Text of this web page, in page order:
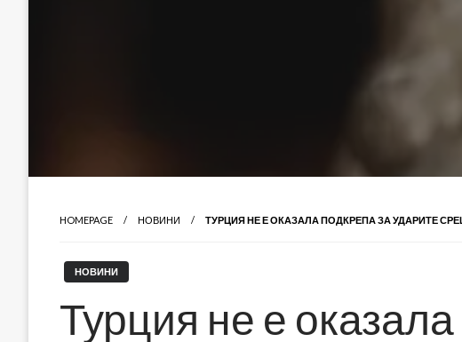
HOMEPAGE НОВИНИ ТУРЦИЯ НЕ Е ОКАЗАЛА ПОДКРЕПА ЗА УДАРИТЕ
НОВИНИ
Турция не е